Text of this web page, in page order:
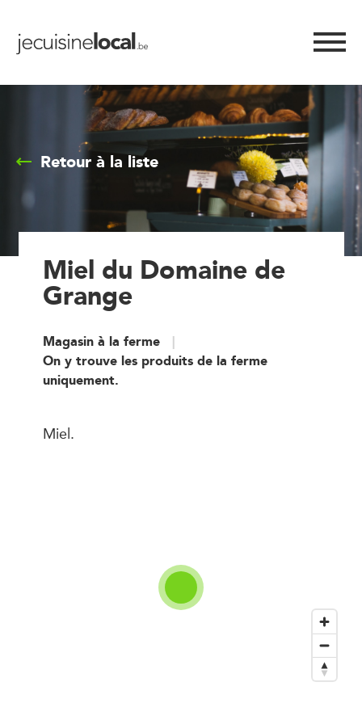
Retour à la liste
Miel du Domaine de
Grange
Magasin à la ferme
On y trouve les produits de la ferme
uniquement.
Miel.